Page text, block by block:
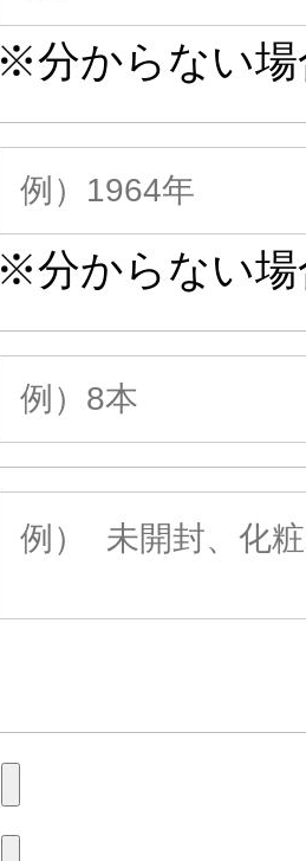
※分からない場
※分からない場